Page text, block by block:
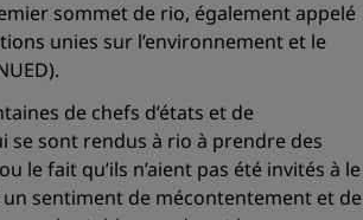
sommet de rio, également appelé
unies sur l’environnement et le
de chefs d’états et de
se sont rendus à rio à prendre des
le fait qu’ils n’aient pas été invités à le
sentiment de mécontentement et de